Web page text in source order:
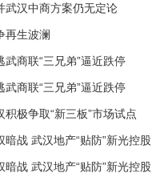
武汉中商方案仍无定论
再生波澜
武商联“三兄弟”逼近跌停
武商联“三兄弟”逼近跌停
积极争取“新三板”市场试点
暗战 武汉地产“贴防”新光控股
暗战 武汉地产“贴防”新光控股